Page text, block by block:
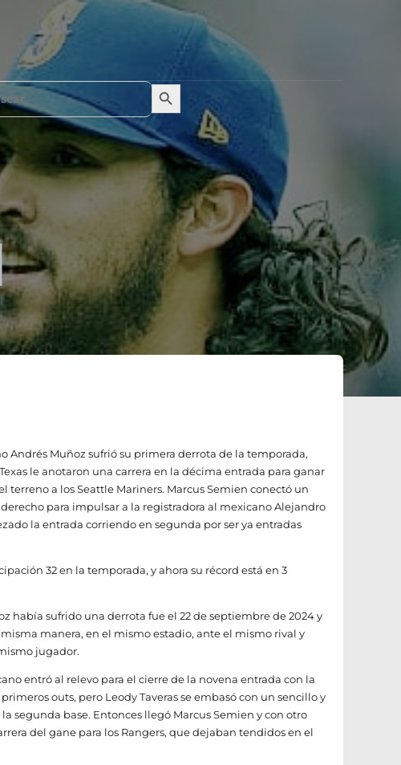
Search
for:
Search Button
Andrés Muñoz sufrió su primera derrota de la temporada,
le anotaron una carrera en la décima entrada para ganar
terreno a los Seattle Mariners. Marcus Semien conectó un
para impulsar a la registradora al mexicano Alejandro
la entrada corriendo en segunda por ser ya entradas
32 en la temporada, y ahora su récord está en 3
había sufrido una derrota fue el 22 de septiembre de 2024 y
manera, en el mismo estadio, ante el mismo rival y
jugador.
entró al relevo para el cierre de la novena entrada con la
primeros outs, pero Leody Taveras se embasó con un sencillo y
segunda base. Entonces llegó Marcus Semien y con otro
del gane para los Rangers, que dejaban tendidos en el